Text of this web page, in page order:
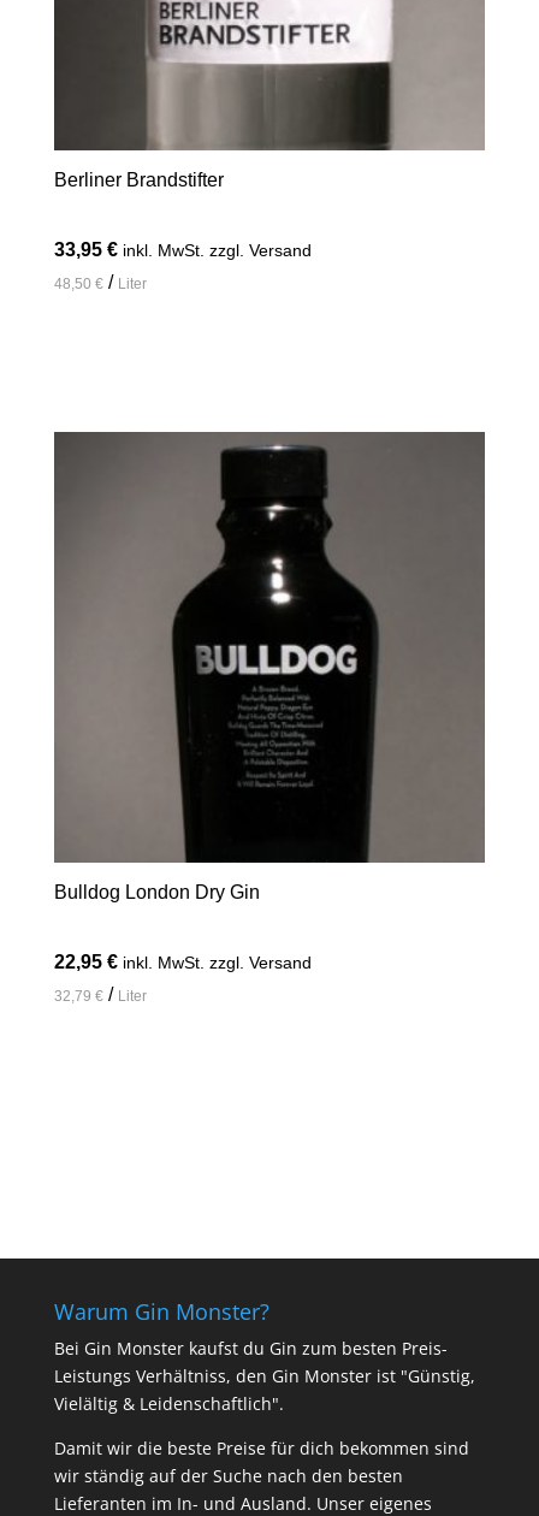
Berliner Brandstifter
33,95 € inkl. MwSt. zzgl. Versand
48,50 €/ Liter
Bulldog London Dry Gin
22,95 € inkl. MwSt. zzgl. Versand
32,79 €/ Liter
Warum Gin Monster?
Bei Gin Monster kaufst du Gin zum besten Preis-
Leistungs Verhältniss, den Gin Monster ist "Günstig,
Vielältig & Leidenschaftlich".
Damit wir die beste Preise für dich bekommen sind
wir ständig auf der Suche nach den besten
Lieferanten im In- und Ausland. Unser eigenes